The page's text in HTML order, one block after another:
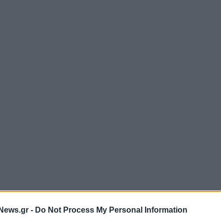
- Do Not Process My Personal Information